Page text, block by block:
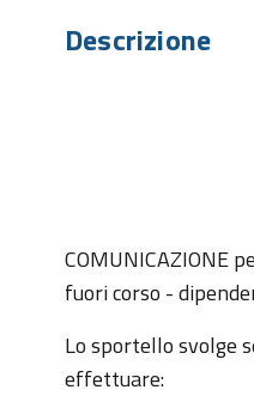
Descrizione
COMUNICAZIONE
fuori corso -
Lo sportello svolge
effettuare: